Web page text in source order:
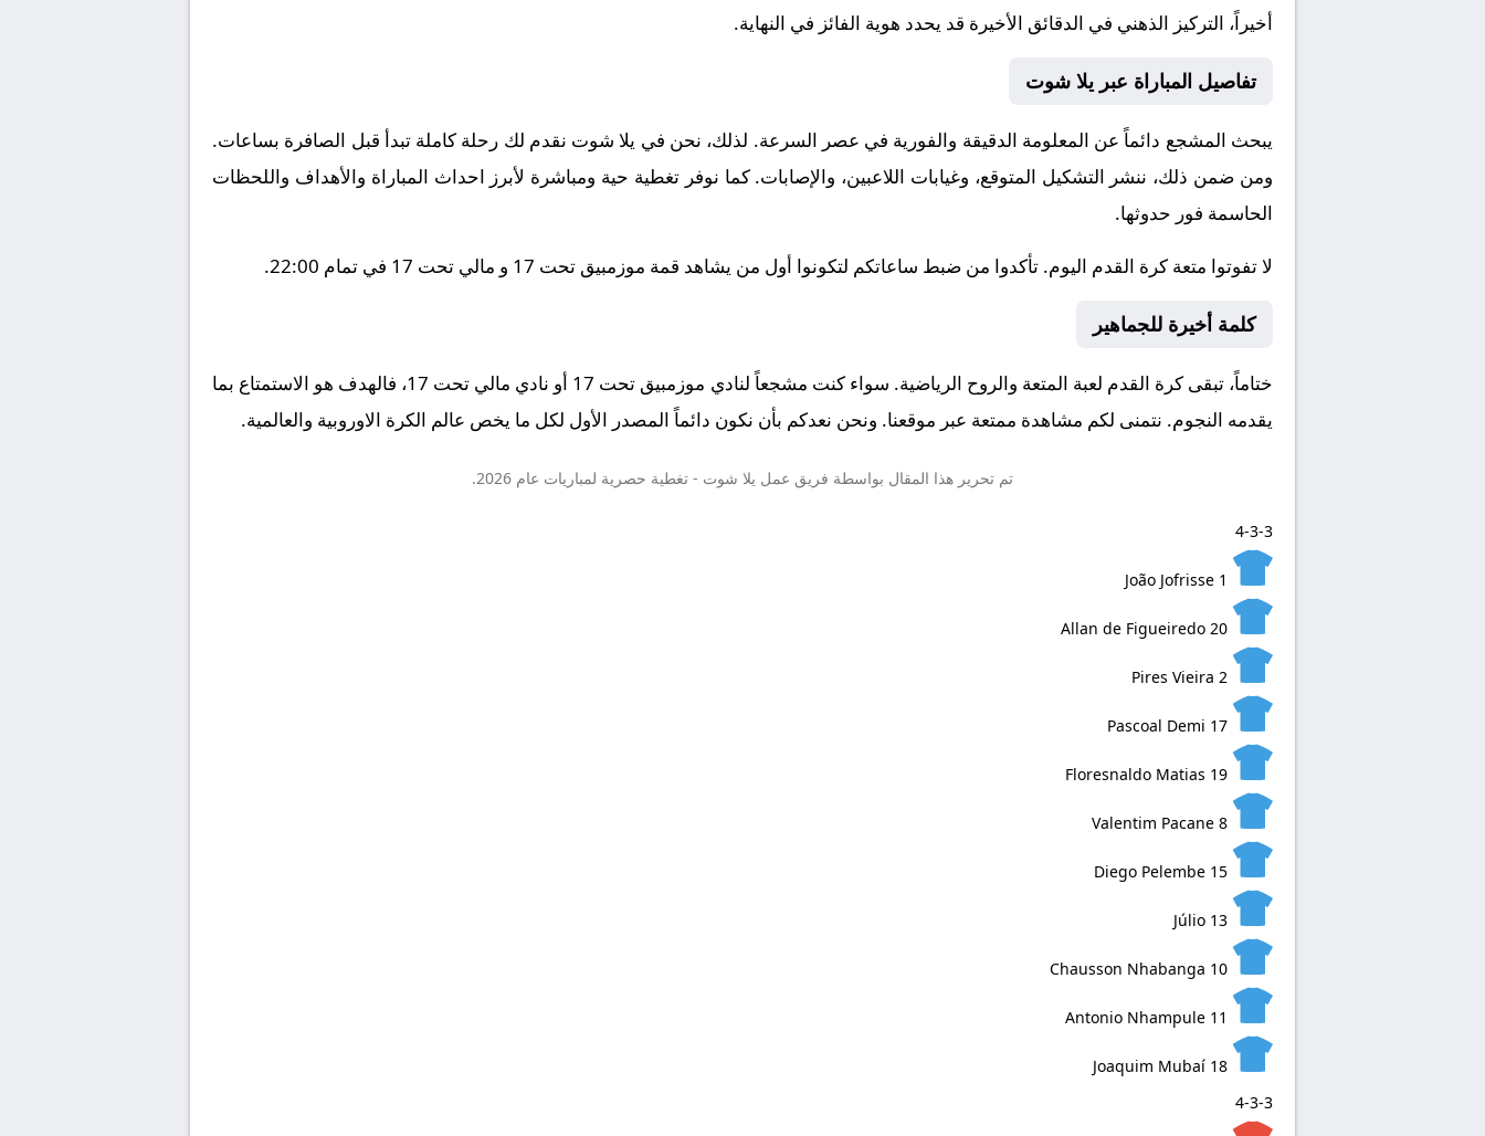
أخيراً، التركيز الذهني في الدقائق الأخيرة قد يحدد هوية الفائز في النهاية.
تفاصيل المباراة عبر يلا شوت
يبحث المشجع دائماً عن المعلومة الدقيقة والفورية في عصر السرعة. لذلك، نحن في يلا شوت نقدم لك رحلة كاملة تبدأ قبل الصافرة بساعات.
ومن ضمن ذلك، ننشر التشكيل المتوقع، وغيابات اللاعبين، والإصابات. كما نوفر تغطية حية ومباشرة لأبرز احداث المباراة والأهداف واللحظات
الحاسمة فور حدوثها.
لا تفوتوا متعة كرة القدم اليوم. تأكدوا من ضبط ساعاتكم لتكونوا أول من يشاهد قمة موزمبيق تحت 17 و مالي تحت 17 في تمام 22:00.
كلمة أخيرة للجماهير
ختاماً، تبقى كرة القدم لعبة المتعة والروح الرياضية. سواء كنت مشجعاً لنادي موزمبيق تحت 17 أو نادي مالي تحت 17، فالهدف هو الاستمتاع بما
يقدمه النجوم. نتمنى لكم مشاهدة ممتعة عبر موقعنا. ونحن نعدكم بأن نكون دائماً المصدر الأول لكل ما يخص عالم الكرة الاوروبية والعالمية.
تم تحرير هذا المقال بواسطة فريق عمل يلا شوت - تغطية حصرية لمباريات عام 2026.
4-3-3
1
João Jofrisse
20
Allan de Figueiredo
2
Pires Vieira
17
Pascoal Demi
19
Floresnaldo Matias
8
Valentim Pacane
15
Diego Pelembe
13
Júlio
10
Chausson Nhabanga
11
Antonio Nhampule
18
Joaquim Mubaí
4-3-3